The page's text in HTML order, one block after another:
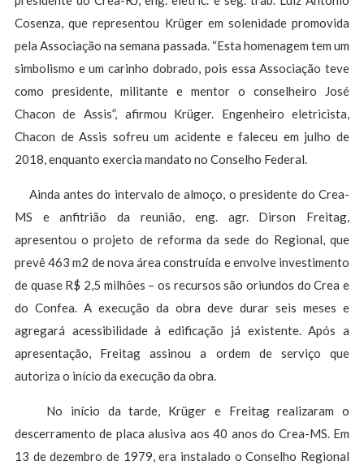
Cosenza, que representou Krüger em solenidade promovida
pela Associação na semana passada. “Esta homenagem tem um
simbolismo e um carinho dobrado, pois essa Associação teve
como presidente, militante e mentor o conselheiro José
Chacon de Assis”, afirmou Krüger. Engenheiro eletricista,
Chacon de Assis sofreu um acidente e faleceu em julho de
2018, enquanto exercia mandato no Conselho Federal.
Ainda antes do intervalo de almoço, o presidente do Crea-
MS e anfitrião da reunião, eng. agr. Dirson Freitag,
apresentou o projeto de reforma da sede do Regional, que
prevê 463 m2 de nova área construída e envolve investimento
de quase R$ 2,5 milhões – os recursos são oriundos do Crea e
do Confea. A execução da obra deve durar seis meses e
agregará acessibilidade à edificação já existente. Após a
apresentação, Freitag assinou a ordem de serviço que
autoriza o início da execução da obra.
No início da tarde, Krüger e Freitag realizaram o
descerramento de placa alusiva aos 40 anos do Crea-MS. Em
13 de dezembro de 1979, era instalado o Conselho Regional